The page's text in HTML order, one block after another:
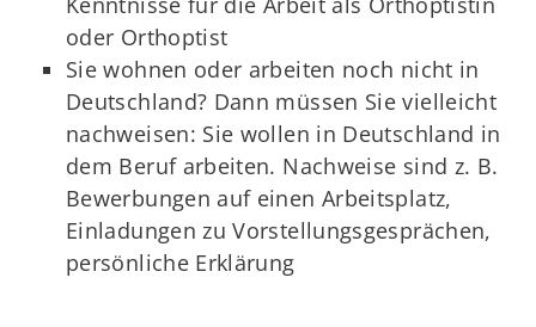
oder Orthoptist
Sie wohnen oder arbeiten noch nicht in
Deutschland? Dann müssen Sie vielleicht
nachweisen: Sie wollen in Deutschland in
dem Beruf arbeiten. Nachweise sind z. B.
Bewerbungen auf einen Arbeitsplatz,
Einladungen zu Vorstellungsgesprächen,
persönliche Erklärung